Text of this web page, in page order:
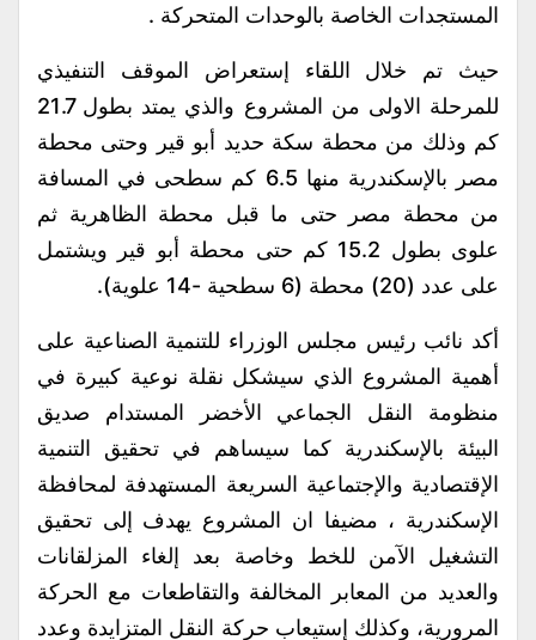
المستجدات الخاصة بالوحدات المتحركة .
حيث تم خلال اللقاء إستعراض الموقف التنفيذي
للمرحلة الاولى من المشروع والذي يمتد بطول 21.7
كم وذلك من محطة سكة حديد أبو قير وحتى محطة
مصر بالإسكندرية منها 6.5 كم سطحى في المسافة
من محطة مصر حتى ما قبل محطة الظاهرية ثم
علوى بطول 15.2 كم حتى محطة أبو قير ويشتمل
على عدد (20) محطة (6 سطحية -14 علوية).
أكد نائب رئيس مجلس الوزراء للتنمية الصناعية على
أهمية المشروع الذي سيشكل نقلة نوعية كبيرة في
منظومة النقل الجماعي الأخضر المستدام صديق
البيئة بالإسكندرية كما سيساهم في تحقيق التنمية
الإقتصادية والإجتماعية السريعة المستهدفة لمحافظة
الإسكندرية ، مضيفا ان المشروع يهدف إلى تحقيق
التشغيل الآمن للخط وخاصة بعد إلغاء المزلقانات
والعديد من المعابر المخالفة والتقاطعات مع الحركة
المرورية، وكذلك إستيعاب حركة النقل المتزايدة وعدد